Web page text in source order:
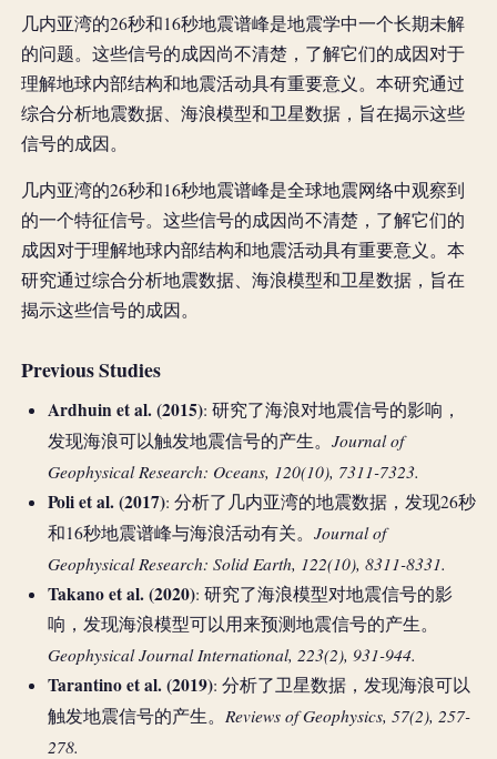
几内亚湾的26秒和16秒地震谱峰是地震学中一个长期未解
的问题。这些信号的成因尚不清楚，了解它们的成因对于
理解地球内部结构和地震活动具有重要意义。本研究通过
综合分析地震数据、海浪模型和卫星数据，旨在揭示这些
信号的成因。
几内亚湾的26秒和16秒地震谱峰是全球地震网络中观察到
的一个特征信号。这些信号的成因尚不清楚，了解它们的
成因对于理解地球内部结构和地震活动具有重要意义。本
研究通过综合分析地震数据、海浪模型和卫星数据，旨在
揭示这些信号的成因。
Previous Studies
Ardhuin et al. (2015): 研究了海浪对地震信号的影响，
发现海浪可以触发地震信号的产生。 Journal of
Geophysical Research: Oceans, 120(10), 7311-7323.
Poli et al. (2017): 分析了几内亚湾的地震数据，发现26秒
和16秒地震谱峰与海浪活动有关。 Journal of
Geophysical Research: Solid Earth, 122(10), 8311-8331.
Takano et al. (2020): 研究了海浪模型对地震信号的影
响，发现海浪模型可以用来预测地震信号的产生。
Geophysical Journal International, 223(2), 931-944.
Tarantino et al. (2019): 分析了卫星数据，发现海浪可以
触发地震信号的产生。 Reviews of Geophysics, 57(2), 257-
278.